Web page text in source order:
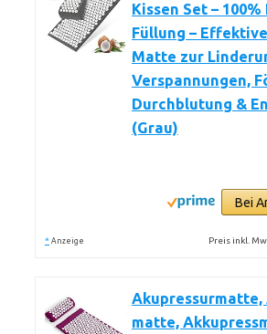
Kissen Set –
Füllung –
Matte zur
Verspannungen,
Durchblutung &
(Grau)
Bei
* Anzeige Preis inkl.
matte,